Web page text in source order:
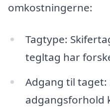
omkostningerne:
Tagtype:
tegltag har
Adgang til taget:
adgangsforhold